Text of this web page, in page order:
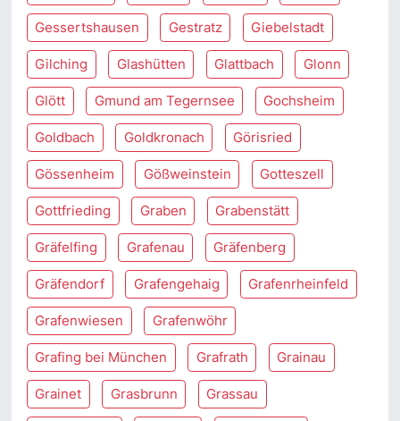
Gessertshausen Gestratz Giebelstadt
Gilching Glashütten Glattbach Glonn
Glött Gmund am Tegernsee Gochsheim
Goldbach Goldkronach Görisried
Gössenheim Gößweinstein Gotteszell
Gottfrieding Graben Grabenstätt
Gräfelfing Grafenau Gräfenberg
Gräfendorf Grafengehaig Grafenrheinfeld
Grafenwiesen Grafenwöhr
Grafing bei München Grafrath Grainau
Grainet Grasbrunn Grassau